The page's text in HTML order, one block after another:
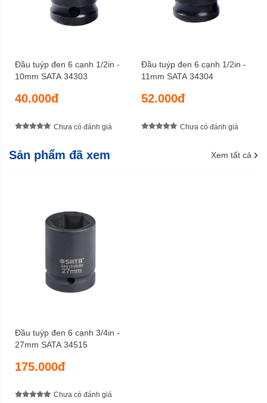
Đầu tuýp đen 6 cạnh 1/2in -
10mm SATA 34303
40.000đ
Chưa có đánh giá
Đầu tuýp đen 6 cạnh 1/2in -
11mm SATA 34304
52.000đ
Chưa có đánh giá
Sản phẩm đã xem Xem tất cả
Đầu tuýp đen 6 cạnh 3/4in -
27mm SATA 34515
175.000đ
Chưa có đánh giá